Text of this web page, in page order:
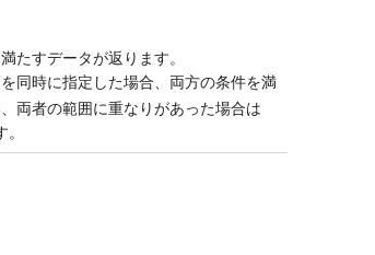
たすデータが返ります。
を同時に指定した場合、両方の条件を満
両者の範囲に重なりがあった場合は